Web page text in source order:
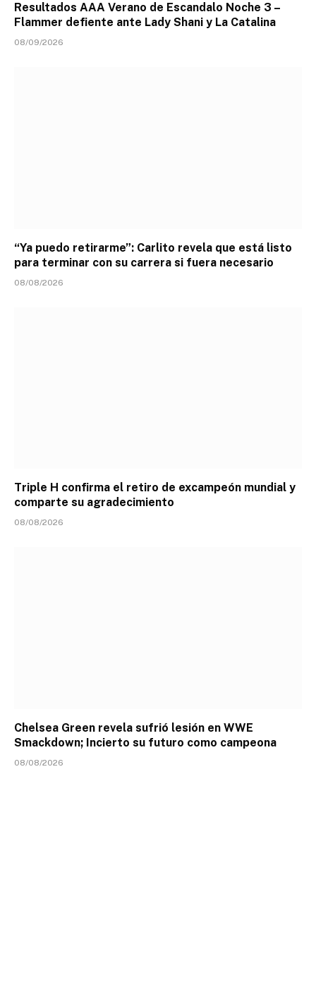
Resultados AAA Verano de Escandalo Noche 3 –
Flammer defiente ante Lady Shani y La Catalina
08/09/2026
“Ya puedo retirarme”: Carlito revela que está listo
para terminar con su carrera si fuera necesario
08/08/2026
Triple H confirma el retiro de excampeón mundial y
comparte su agradecimiento
08/08/2026
Chelsea Green revela sufrió lesión en WWE
Smackdown; Incierto su futuro como campeona
08/08/2026